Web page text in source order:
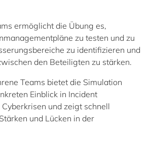
ermöglicht die Übung es,
zu testen und zu
zu identifizieren und
den Beteiligten zu stärken.
Teams bietet die Simulation
Einblick in Incident
und zeigt schnell
und Lücken in der